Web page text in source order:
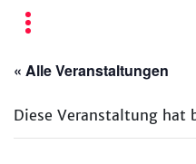
« Alle Veranstaltungen
Diese Veranstaltung hat